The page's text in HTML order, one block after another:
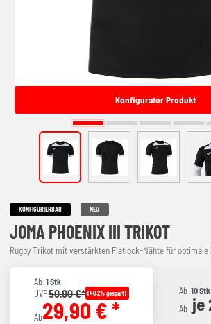
Konfigurator Produkt
KONFIGURIERBAR NEU
JOMA PHOENIX III TRIKOT
Rugby Trikot mit verstärkten Flatlock-Nähte für optimale
Ab 1 Stk.
UVP50,00 €* (40.2% gespart)
Ab29,90 € *
Ab 10 Stk.
Ab je